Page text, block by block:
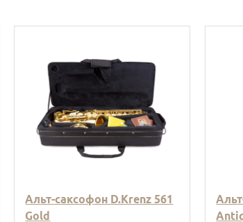
Альт-саксофон D.Krenz 561
Gold